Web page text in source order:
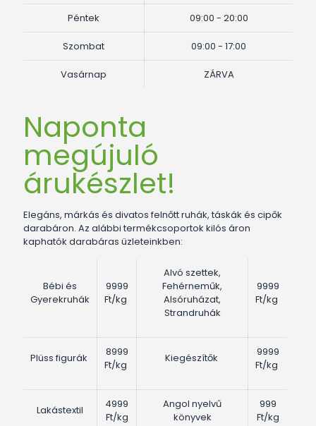
Péntek 09:00 - 20:00
Szombat 09:00 - 17:00
Vasárnap ZÁRVA
Naponta
megújuló
árukészlet!
Elegáns, márkás és divatos felnőtt ruhák, táskák és cipők
darabáron. Az alábbi termékcsoportok kilós áron
kaphatók darabáras üzleteinkben:
Bébi és
Gyerekruhák
9999
Ft/kg
Alvó szettek,
Fehérneműk,
Alsóruházat,
Strandruhák
9999
Ft/kg
Plüss figurák
8999
Ft/kg
Kiegészítők
9999
Ft/kg
Lakástextil
4999
Ft/kg
Angol nyelvű
könyvek
999
Ft/kg